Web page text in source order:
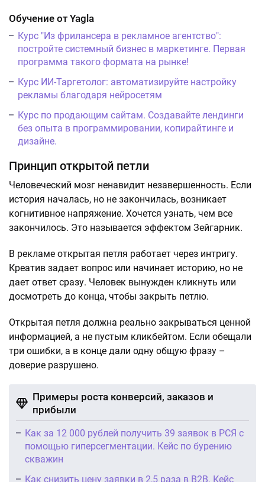
Обучение от Yagla
Курс "Из фрилансера в рекламное агентство":
постройте системный бизнес в маркетинге. Первая
программа такого формата на рынке!
Курс ИИ-Таргетолог: автоматизируйте настройку
рекламы благодаря нейросетям
Курс по продающим сайтам. Создавайте лендинги
без опыта в программировании, копирайтинге и
дизайне.
Принцип открытой петли
Человеческий мозг ненавидит незавершенность. Если
история началась, но не закончилась, возникает
когнитивное напряжение. Хочется узнать, чем все
закончилось. Это называется эффектом Зейгарник.
В рекламе открытая петля работает через интригу.
Креатив задает вопрос или начинает историю, но не
дает ответ сразу. Человек вынужден кликнуть или
досмотреть до конца, чтобы закрыть петлю.
Открытая петля должна реально закрываться ценной
информацией, а не пустым кликбейтом. Если обещали
три ошибки, а в конце дали одну общую фразу –
доверие разрушено.
Примеры роста конверсий, заказов и
прибыли
Как за 12 000 рублей получить 39 заявок в РСЯ с
помощью гиперсегментации. Кейс по бурению
скважин
Как снизить цену заявки в 2,5 раза в B2B. Кейс